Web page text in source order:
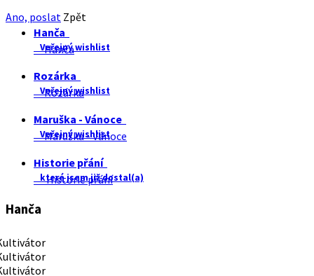
Ano, poslat Zpět
Hanča
Veřejný wishlist
Hanča
Rozárka
Veřejný wishlist
Rozárka
Maruška - Vánoce
Veřejný wishlist
Maruška - Vánoce
Historie přání
které jsem již dostal(a)
Historie přání
Hanča